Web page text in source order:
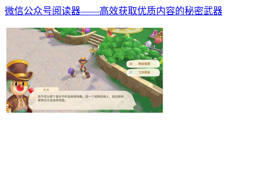
微信公众号阅读器——高效获取优质内容的秘密武器